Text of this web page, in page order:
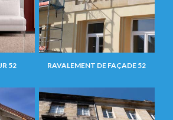
52 RAVALEMENT DE FAÇADE 52